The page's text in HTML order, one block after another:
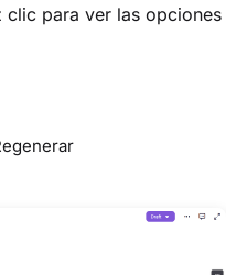
para ver las opciones